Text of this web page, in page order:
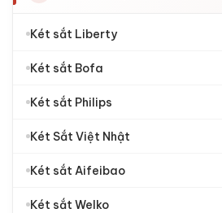
Két sắt Liberty
Két sắt Bofa
Két sắt Philips
Két Sắt Việt Nhật
Két sắt Aifeibao
Két sắt Welko